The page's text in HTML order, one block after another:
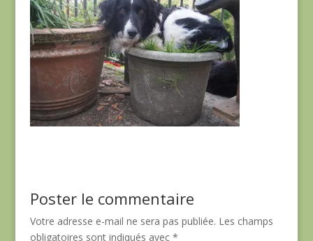
Poster le commentaire
Votre adresse e-mail ne sera pas publiée. Les champs
obligatoires sont indiqués avec *